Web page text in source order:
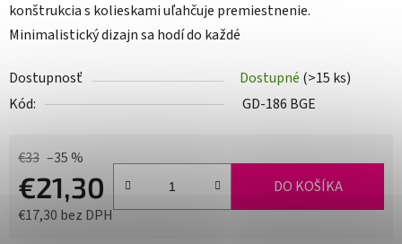
konštrukcia s kolieskami uľahčuje premiestnenie.
Minimalistický dizajn sa hodí do každé
Dostupnosť Dostupné (>15 ks)
Kód:
GD-186 BGE
€33 –35 %
€21,30
€17,30 bez DPH
DO KOŠÍKA